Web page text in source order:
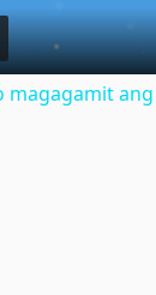
magagamit